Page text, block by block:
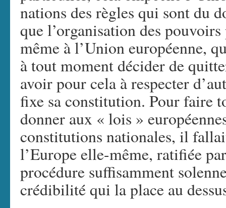
nations des règles qui sont du
que l’organisation des
même à l’Union européenne,
à tout moment décider de
avoir pour cela à respecter
fixe sa constitution. Pour faire
donner aux « lois »
constitutions nationales, il
l’Europe elle-même, ratifiée
procédure suffisamment
crédibilité qui la place au